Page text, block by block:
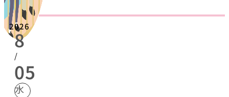
2026
8
/
05
水